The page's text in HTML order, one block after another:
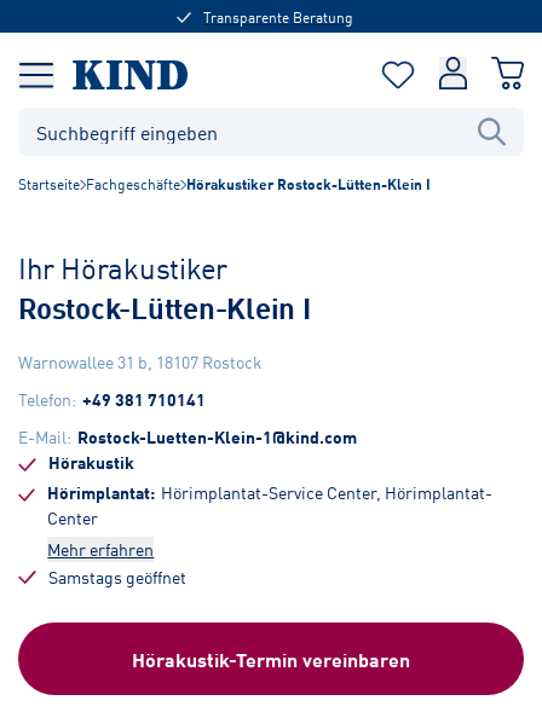
Transparente Beratung
Startseite Fachgeschäfte Hörakustiker Rostock-Lütten-Klein I
Ihr Hörakustiker
Rostock-Lütten-Klein I
Warnowallee 31 b, 18107 Rostock
Telefon: +49 381 710141
E-Mail: Rostock-Luetten-Klein-1@kind.com
Hörakustik
Hörimplantat Hörimplantat-Service Center, Hörimplantat-
Center
Mehr erfahren
Samstags geöffnet
Hörakustik-Termin vereinbaren